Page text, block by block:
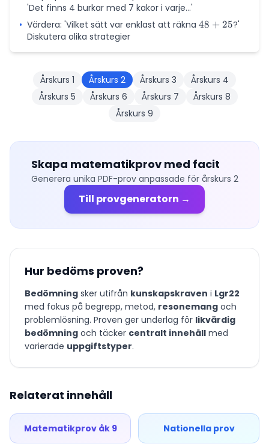
+
=
\times
7 = 28
'Det finns 4 burkar med 7 kakor i varje...'
• Värdera: 'Vilket sätt var enklast att räkna 48
48 + 25?'
Diskutera olika strategier
Årskurs 1 Årskurs 2 Årskurs 3 Årskurs 4
Årskurs 5 Årskurs 6 Årskurs 7 Årskurs 8
Årskurs 9
Skapa matematikprov med facit
Generera unika PDF-prov anpassade för årskurs 2
Till provgeneratorn →
Hur bedöms proven?
Bedömning sker utifrån kunskapskraven i Lgr22
med fokus på begrepp, metod, resonemang och
problemlösning. Proven ger underlag för likvärdig
bedömning och täcker centralt innehåll med
varierade uppgiftstyper.
Relaterat innehåll
Matematikprov åk 9 Nationella prov